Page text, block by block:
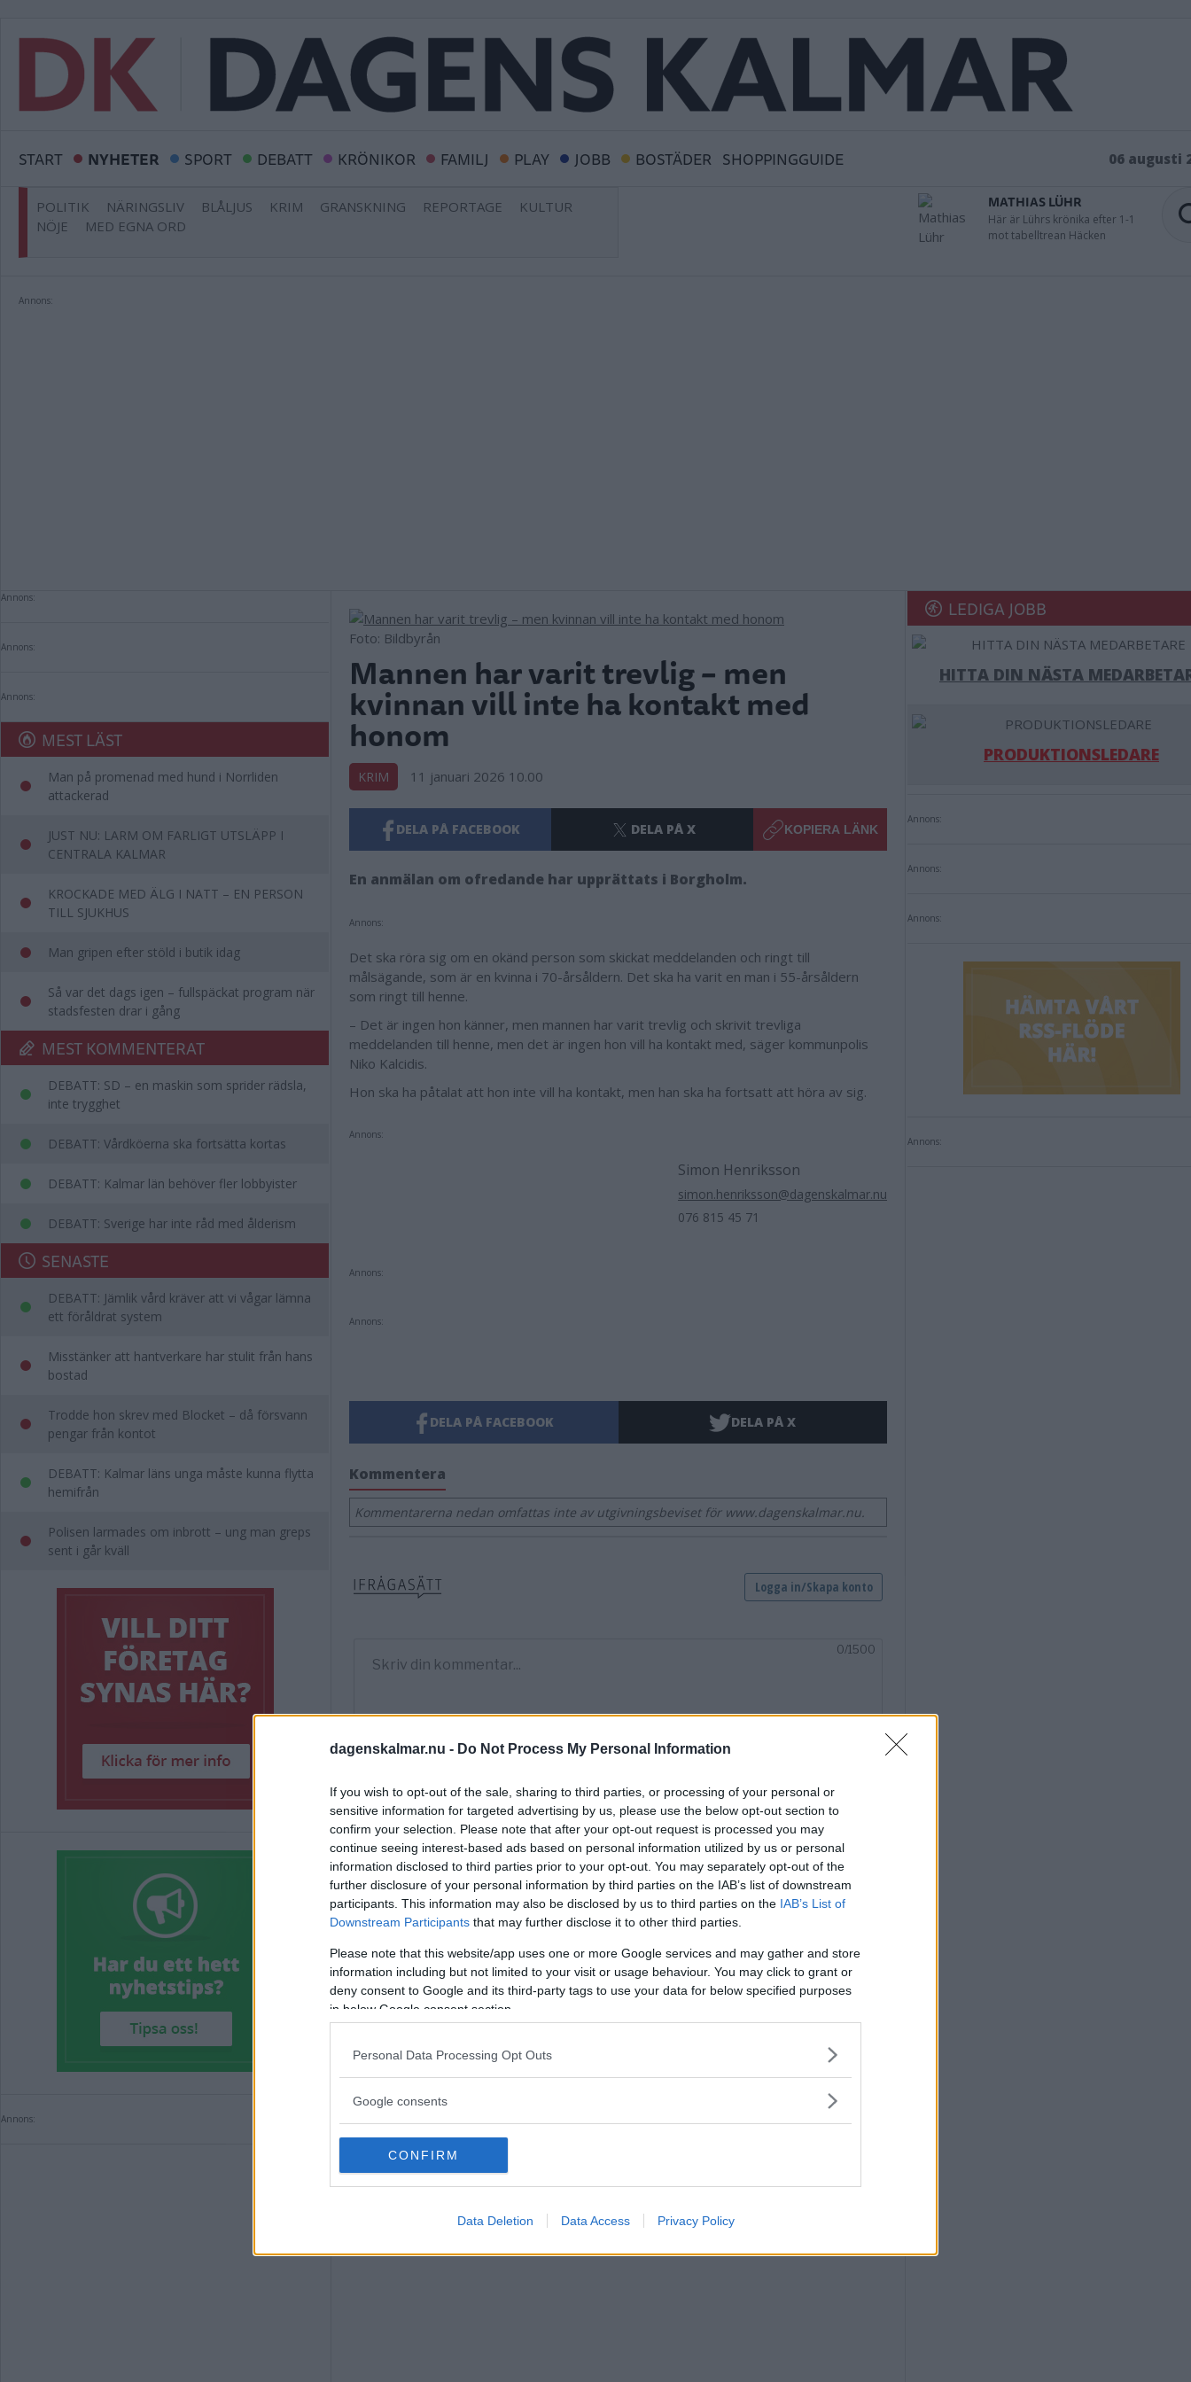
dagenskalmar.nu - Do Not Process My Personal Information
If you wish to opt-out of the sale, sharing to third parties, or processing of your personal or
sensitive information for targeted advertising by us, please use the below opt-out section to
confirm your selection. Please note that after your opt-out request is processed you may
continue seeing interest-based ads based on personal information utilized by us or personal
information disclosed to third parties prior to your opt-out. You may separately opt-out of the
further disclosure of your personal information by third parties on the IAB’s list of downstream
participants. This information may also be disclosed by us to third parties on the IAB’s List of
Downstream Participants that may further disclose it to other third parties.
Please note that this website/app uses one or more Google services and may gather and store
information including but not limited to your visit or usage behaviour. You may click to grant or
deny consent to Google and its third-party tags to use your data for below specified purposes
in below Google consent section.
Personal Data Processing Opt Outs
Google consents
CONFIRM
Data Deletion Data Access Privacy Policy
START NYHETER SPORT DEBATT KRÖNIKOR FAMILJ PLAY JOBB BOSTÄDER SHOPPINGGUIDE 06 augusti
POLITIK NÄRINGSLIV BLÅLJUS KRIM GRANSKNING REPORTAGE
KULTUR
NÖJE
MED EGNA ORD
MATHIAS LÜHR
Här är Lührs krönika efter 1-1
mot tabelltrean Häcken
Annons:
Annons:
Annons:
Annons:
MEST LÄST
Man på promenad med hund i Norrliden
attackerad
JUST NU: LARM OM FARLIGT UTSLÄPP I
CENTRALA KALMAR
KROCKADE MED ÄLG I NATT – EN PERSON
TILL SJUKHUS
Man gripen efter stöld i butik idag
Så var det dags igen – fullspäckat program när
stadsfesten drar i gång
MEST KOMMENTERAT
DEBATT: SD – en maskin som sprider rädsla,
inte trygghet
DEBATT: Vårdköerna ska fortsätta kortas
DEBATT: Kalmar län behöver fler lobbyister
DEBATT: Sverige har inte råd med ålderism
SENASTE
DEBATT: Jämlik vård kräver att vi vågar lämna
ett föråldrat system
Misstänker att hantverkare har stulit från hans
bostad
Trodde hon skrev med Blocket – då försvann
pengar från kontot
DEBATT: Kalmar läns unga måste kunna flytta
hemifrån
Polisen larmades om inbrott – ung man greps
sent i går kväll
Annons:
Foto: Bildbyrån
Mannen har varit trevlig – men
kvinnan vill inte ha kontakt med
honom
KRIM 11 januari 2026 10.00
DELA PÅ FACEBOOK DELA PÅ X KOPIERA LÄNK
En anmälan om ofredande har upprättats i Borgholm.
Annons:
Det ska röra sig om en okänd person som skickat meddelanden och ringt till
målsägande, som är en kvinna i 70-årsåldern. Det ska ha varit en man i 55-årsåldern
som ringt till henne.
– Det är ingen hon känner, men mannen har varit trevlig och skrivit trevliga
meddelanden till henne, men det är ingen hon vill ha kontakt med, säger kommunpolis
Niko Kalcidis.
Hon ska ha påtalat att hon inte vill ha kontakt, men han ska ha fortsatt att höra av sig.
Annons:
Simon Henriksson
simon.henriksson@dagenskalmar.nu
076 815 45 71
Annons:
Annons:
DELA PÅ FACEBOOK DELA PÅ X
Kommentera
Kommentarerna nedan omfattas inte av utgivningsbeviset för www.dagenskalmar.nu.
Misstänker att hantverkare har stulit
från hans bostad
KRIM
LEDIGA JOBB
HITTA DIN NÄSTA
PRODUKTIONSLEDARE
Annons:
Annons:
Annons:
Annons: